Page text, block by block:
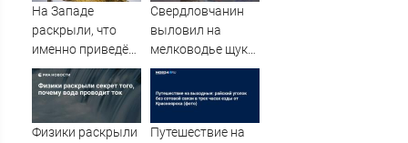
переживать из-за
На Западе
раскрыли, что
именно приведёт
Украину к
поражению
Свердловчанин
выловил на
мелководье щуку
весом почти 9
Физики раскрыли
Путешествие на